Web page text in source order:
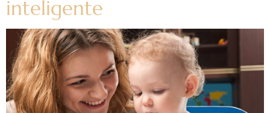
inteligente